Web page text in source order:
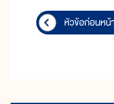
หัวข้อก่อนหน้